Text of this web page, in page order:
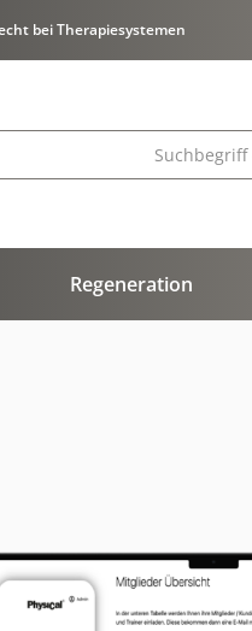
bei Therapiesystemen
Regeneration